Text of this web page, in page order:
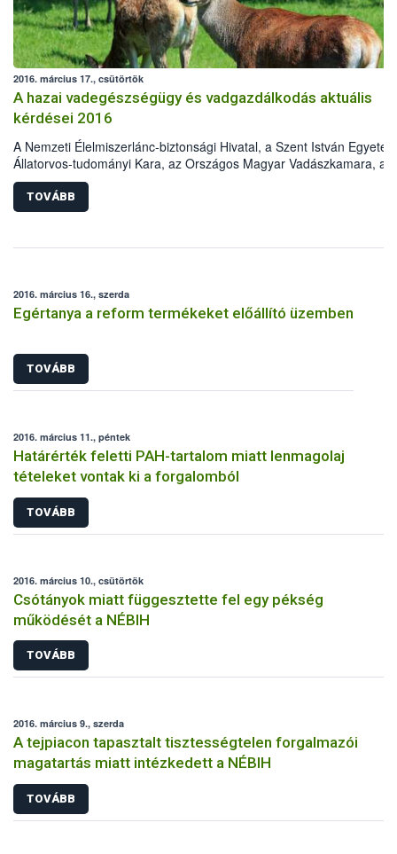
2016. március 17., csütörtök
A hazai vadegészségügy és vadgazdálkodás aktuális
kérdései 2016
A Nemzeti Élelmiszerlánc-biztonsági Hivatal, a Szent István Egyetem
Állatorvos-tudományi Kara, az Országos Magyar Vadászkamara, az
Országos Magyar Vadászati Védegylet, a Magyar Tudományos
Akadémia Erdészeti Tudományos Bizottság Vadgazdálkodási
Albizottsága és a Földművelésügyi Minisztérium Élelmiszerlánc-
vadgazdálkodás aktuális kérdései 2016„ címmel konferenciát
vadegészségügy, vadgazdálkodás, állategészségügy, valamint a
vadászati igazgatás területén dolgozó szakemberek tartják az
TOVÁBB
2016. március 16., szerda
Egértanya a reform termékeket előállító üzemben
TOVÁBB
2016. március 11., péntek
Határérték feletti PAH-tartalom miatt lenmagolaj
tételeket vontak ki a forgalomból
TOVÁBB
2016. március 10., csütörtök
Csótányok miatt függesztette fel egy pékség
működését a NÉBIH
TOVÁBB
2016. március 9., szerda
A tejpiacon tapasztalt tisztességtelen forgalmazói
magatartás miatt intézkedett a NÉBIH
TOVÁBB